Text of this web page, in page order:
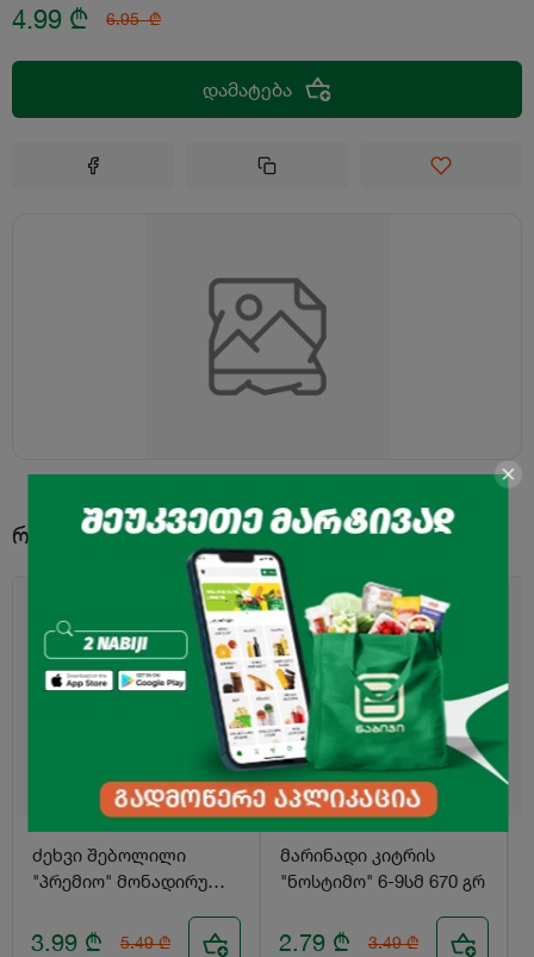
4.99 ₾ 6.95 ₾
დამატება
რამეს ხომ არ დაამატებდი?
-27%
ძეხვი შებოლილი
"პრემიო" მონადირული
3.99 ₾ 5.49 ₾
-20%
მარინადი კიტრის
"ნოსტიმო" 6-9სმ 670 გრ
2.79 ₾ 3.49 ₾